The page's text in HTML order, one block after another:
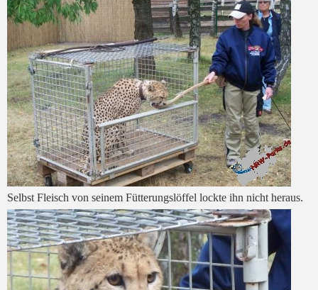
Selbst Fleisch von seinem Fütterungslöffel lockte ihn nicht heraus.